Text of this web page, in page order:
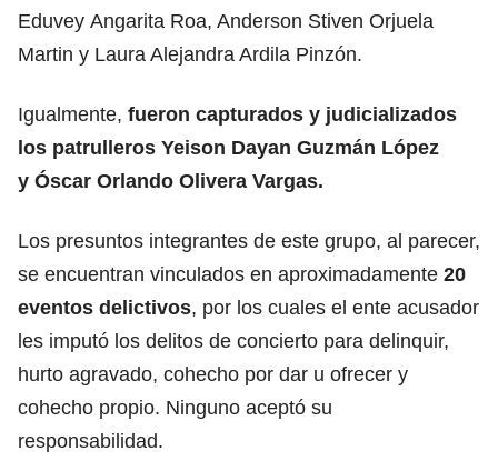
Eduvey Angarita Roa, Anderson Stiven Orjuela
Martin y Laura Alejandra Ardila Pinzón.
Igualmente, fueron capturados y judicializados
los patrulleros Yeison Dayan Guzmán López
y Óscar Orlando Olivera Vargas.
Los presuntos integrantes de este grupo, al parecer,
se encuentran vinculados en aproximadamente 20
eventos delictivos, por los cuales el ente acusador
les imputó los delitos de concierto para delinquir,
hurto agravado, cohecho por dar u ofrecer y
cohecho propio. Ninguno aceptó su
responsabilidad.